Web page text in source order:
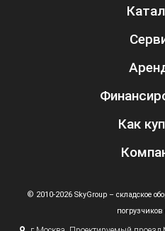
Как
© 2010-2026 SkyGroup – складское